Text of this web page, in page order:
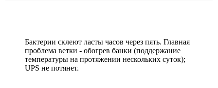
Бактерии склеют ласты часов через пять. Главная
проблема ветки - обогрев банки (поддержание
температуры на протяжении нескольких суток);
UPS не потянет.